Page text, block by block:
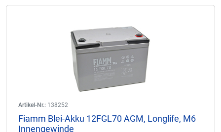
Artikel-Nr.: 138252
Fiamm Blei-Akku 12FGL70 AGM, Longlife, M6
Innengewinde